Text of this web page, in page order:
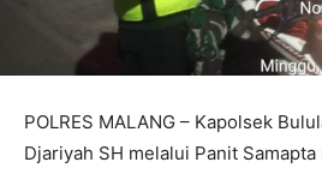
POLRES MALANG – Kapolsek
Djariyah SH melalui Panit